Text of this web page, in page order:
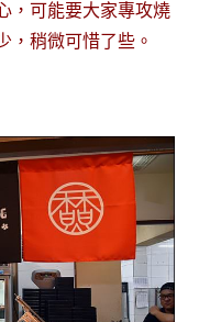
，可能要大家專攻燒
，稍微可惜了些。